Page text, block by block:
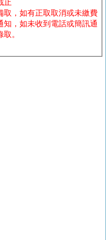
止
取，如有正取取消或未繳費
，如未收到電話或簡訊通
。